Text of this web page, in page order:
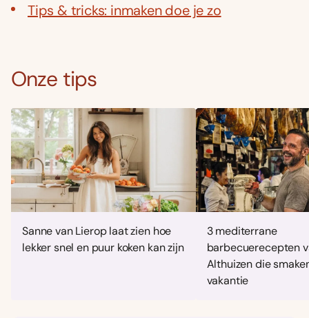
Tips & tricks: inmaken doe je zo
Onze tips
Sanne van Lierop laat zien hoe
lekker snel en puur koken kan zijn
3 mediterrane
barbecuerecepten
Althuizen die
vakantie